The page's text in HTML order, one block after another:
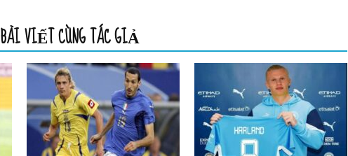
BÀI VIẾT CÙNG TÁC GIẢ